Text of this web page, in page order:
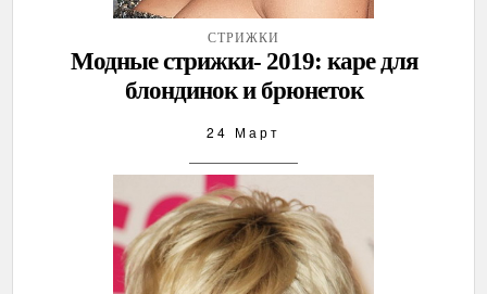
СТРИЖКИ
Модные стрижки- 2019: каре для
блондинок и брюнеток
24 Март